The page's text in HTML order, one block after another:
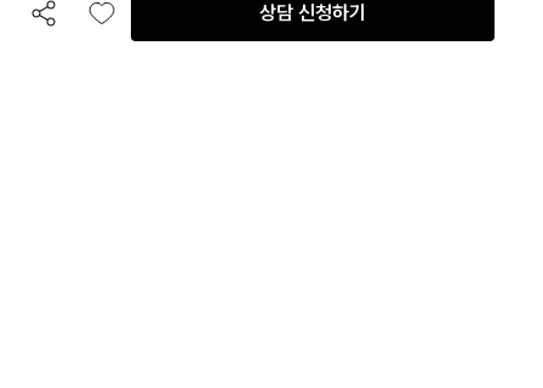
공유하기
좋아요
상담 신청하기
전화 상담